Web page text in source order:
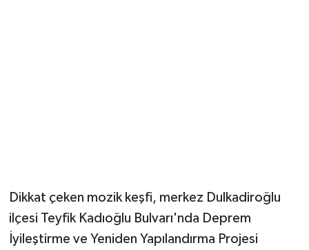
Dikkat çeken mozik keşfi, merkez Dulkadiroğlu
ilçesi Teyfik Kadıoğlu Bulvarı'nda Deprem
İyileştirme ve Yeniden Yapılandırma Projesi